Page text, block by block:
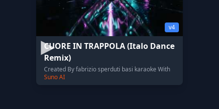
v4
CUORE IN TRAPPOLA (Italo Dance
Remix)
Created By fabrizio sperduti basi karaoke With
Suno AI